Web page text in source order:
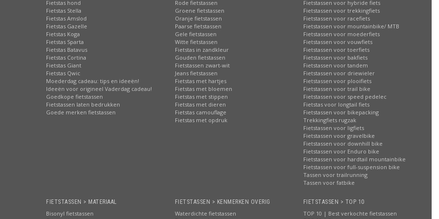
Fietstas hond
Fietstas Stella
Fietstas Amslod
Fietstas Gazelle
Fietstas Koga
Fietstas Sparta
Fietstas Batavus
Fietstas Cortina
Fietstas Giant
Fietstas Qwic
Moederdag cadeau: tips en ideeën!
Ideeën voor origineel Vaderdag cadeau!
Goedkope fietstassen
Fietstassen laten bedrukken
Goede merken fietstassen
Rode fietstassen
Groene fietstassen
Oranje fietstassen
Paarse fietstassen
Gele fietstassen
Witte fietstassen
Fietstas in zandkleur
Gouden fietstassen
Fietstassen zwart-wit
Jeans fietstassen
Fietstas met hartjes
Fietstas met bloemen
Fietstas met stippen
Fietstas met dieren
Fietstas camouflage
Fietstas met opdruk
Fietstassen voor hybride fiets
Fietstassen voor trekkingfiets
Fietstassen voor racefiets
Fietstassen voor mountainbike/ MTB
Fietstassen voor moederfiets
Fietstassen voor vouwfiets
Fietstassen voor toerfiets
Fietstassen voor bakfiets
Fietstassen voor tandem
Fietstassen voor driewieler
Fietstassen voor plooifiets
Fietstassen voor trail bike
Fietstassen voor speed pedelec
Fietstas voor longtail fiets
Fietstassen voor bikepacking
Trekkingfiets rugzak
Fietstassen voor ligfiets
Fietstassen voor gravelbike
Fietstassen voor downhill bike
Fietstassen voor Enduro bike
Fietstassen voor hardtail mountainbike
Fietstassen voor full-suspension bike
Tassen voor trailrunning
Tassen voor fatbike
FIETSTASSEN > MATERIAAL
Bisonyl fietstassen
FIETSTASSEN > KENMERKEN OVERIG
Waterdichte fietstassen
FIETSTASSEN > TOP 10
TOP 10 | Best verkochte fietstassen